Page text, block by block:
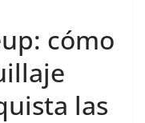
cómo
las